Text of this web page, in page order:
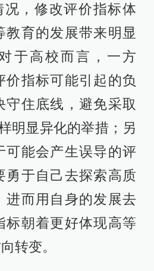
况，修改评价指标体
教育的发展带来明显
于高校而言，一方
价指标可能引起的负
守住底线，避免采取
明显异化的举措；另
可能会产生误导的评
勇于自己去探索高质
进而用自身的发展去
标朝着更好体现高等
转变。